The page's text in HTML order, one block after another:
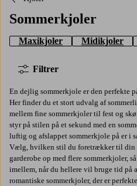
Sommerkjoler
Maxikjoler Midikjoler
Filtrer
En dejlig sommerkjole er den perfekte
Her finder du et stort udvalg af
mellem fine sommerkjoler til fest og
styr på stilen på et sekund med en
luftig og afslappet sommerkjole på er i
Vælg, hvilken stil du foretrækker til din
garderobe op med flere sommerkjoler,
imellem, når du hellere vil bruge tid på
romantiske sommerkjoler, der er